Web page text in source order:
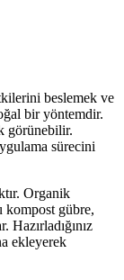
beslemek ve
bir yöntemdir.
görünebilir.
sürecini
Organik
kompost gübre,
Hazırladığınız
ekleyerek